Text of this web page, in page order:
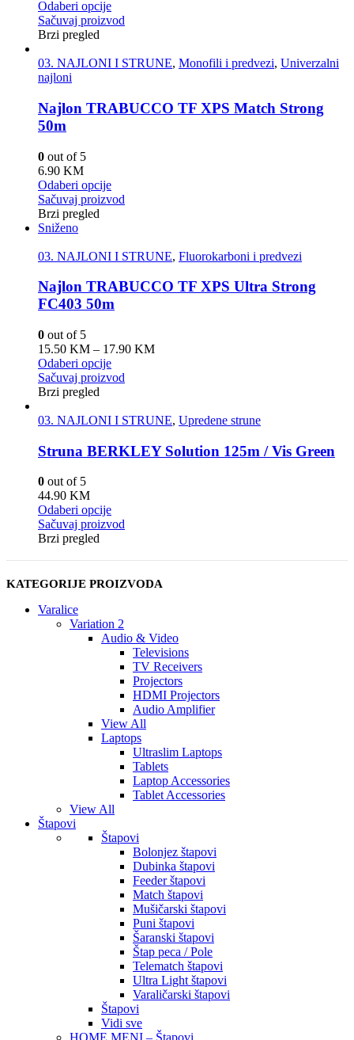
Odaberi opcije
Sačuvaj proizvod
Brzi pregled
03. NAJLONI I STRUNE, Monofili i predvezi, Univerzalni
najloni
Najlon TRABUCCO TF XPS Match Strong
50m
0 out of 5
6.90 KM
Odaberi opcije
Sačuvaj proizvod
Brzi pregled
Sniženo
03. NAJLONI I STRUNE, Fluorokarboni i predvezi
Najlon TRABUCCO TF XPS Ultra Strong
FC403 50m
0 out of 5
15.50 KM – 17.90 KM
Odaberi opcije
Sačuvaj proizvod
Brzi pregled
03. NAJLONI I STRUNE, Upredene strune
Struna BERKLEY Solution 125m / Vis Green
0 out of 5
44.90 KM
Odaberi opcije
Sačuvaj proizvod
Brzi pregled
KATEGORIJE PROIZVODA
Varalice
Variation 2
Audio & Video
Televisions
TV Receivers
Projectors
HDMI Projectors
Audio Amplifier
View All
Laptops
Ultraslim Laptops
Tablets
Laptop Accessories
Tablet Accessories
View All
Štapovi
Štapovi
Bolonjez štapovi
Dubinka štapovi
Feeder štapovi
Match štapovi
Mušičarski štapovi
Puni štapovi
Šaranski štapovi
Štap peca / Pole
Telematch štapovi
Ultra Light štapovi
Varaličarski štapovi
Štapovi
Vidi sve